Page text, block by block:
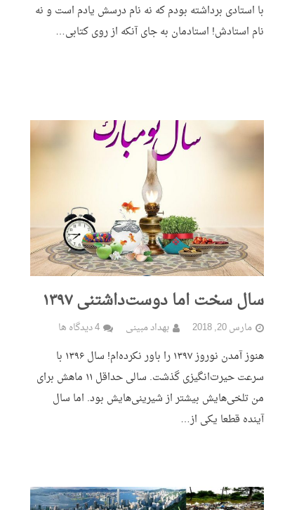
با استادی برداشته بودم که نه نام درسش یادم است و نه
نام استادش! استادمان به جای آنکه از روی کتابی…
سال سخت اما دوست‌داشتنی ۱۳۹۷
مارس 20, 2018 بهداد مبینی 4 دیدگاه ها
هنوز آمدن نوروز ۱۳۹۷ را باور نکرده‌ام! سال ۱۳۹۶ با
سرعت حیرت‌‌انگیزی گذشت. سالی حداقل ۱۱ ماهش برای
من تلخی‌هایش بیشتر از شیرینی‌هایش بود. اما سال
آینده قطعا یکی از…